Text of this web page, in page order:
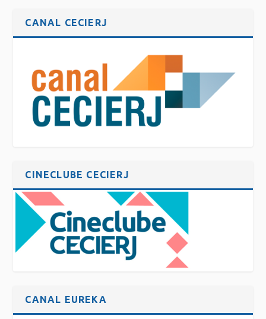
CANAL CECIERJ
CINECLUBE CECIERJ
CANAL EUREKA